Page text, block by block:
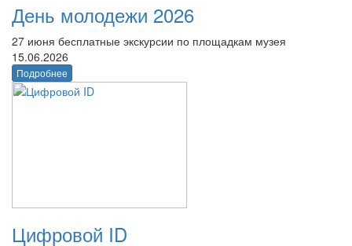
День молодежи 2026
27 июня бесплатные экскурсии по площадкам музея
15.06.2026
Подробнее
Цифровой ID